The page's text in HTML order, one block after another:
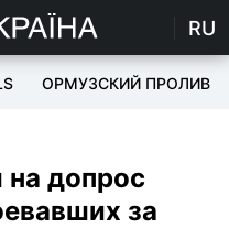
RU
ОРМУЗСКИЙ ПРОЛИВ
на допрос
за